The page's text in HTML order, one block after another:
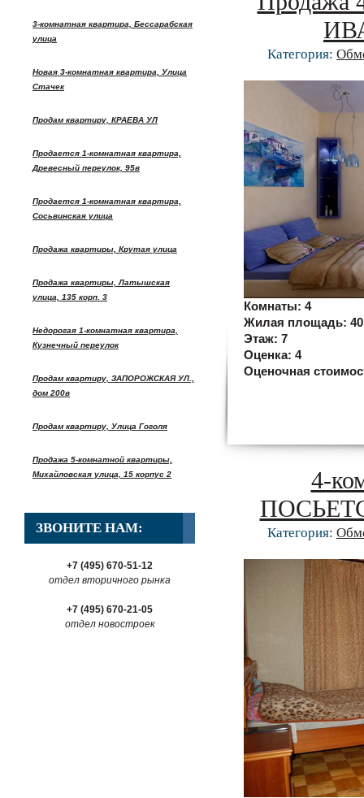
3-комнатная квартира, Бессарабская
улица
Новая 3-комнатная квартира, Улица
Стачек
Продам квартиру, КРАЕВА УЛ
Продается 1-комнатная квартира,
Древесный переулок, 95в
Продается 1-комнатная квартира,
Сосьвинская улица
Продажа квартиры, Крутая улица
Продажа квартиры, Латышская
улица, 135 корп. 3
Недорогая 1-комнатная квартира,
Кузнечный переулок
Продам квартиру, ЗАПОРОЖСКАЯ УЛ.,
дом 200в
Продам квартиру, Улица Гоголя
Продажа 5-комнатной квартиры,
Михайловская улица, 15 корпус 2
ЗВОНИТЕ НАМ:
+7 (495) 670-51-12
отдел вторичного рынка
+7 (495) 670-21-05
отдел новостроек
Категория:
Комнаты: 4
Жилая площадь:
Этаж: 7
Оценка: 4
Оценочная
4-
Категория: